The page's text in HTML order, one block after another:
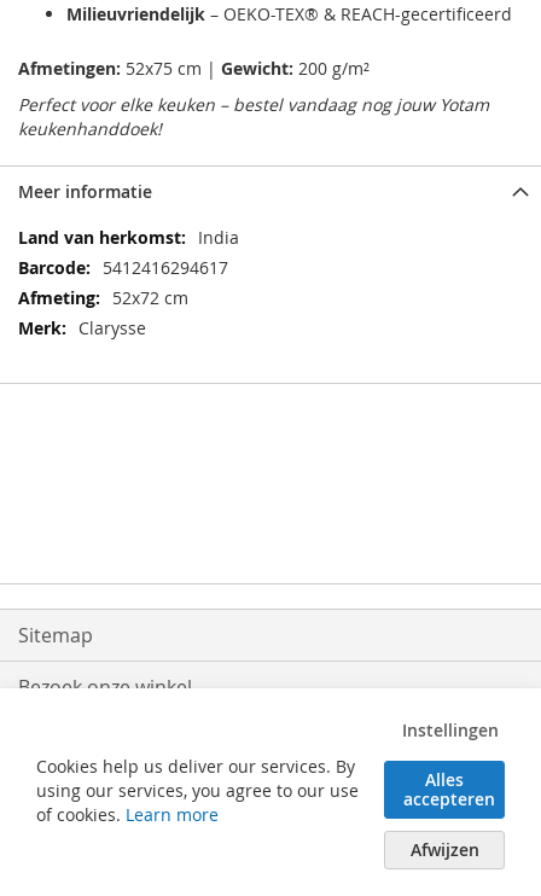
Milieuvriendelijk – OEKO-TEX® & REACH-gecertificeerd
Afmetingen: 52x75 cm | Gewicht: 200 g/m²
Perfect voor elke keuken – bestel vandaag nog jouw Yotam
keukenhanddoek!
Meer informatie
Meer
informatie
India
5412416294617
52x72 cm
Clarysse
Sitemap
Bezoek onze winkel
Retouren
Cookies help us deliver our services. By
using our services, you agree to our use
of cookies. Learn more
Instellingen
Alles
accepteren
Afwijzen